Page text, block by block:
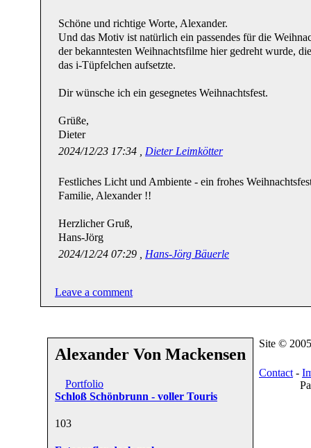
Schöne und richtige Worte, Alexander.
Und das Motiv ist natürlich ein passendes für die
der bekanntesten Weihnachtsfilme hier gedreht wurde,
das i-Tüpfelchen aufsetzte.
Dir wünsche ich ein gesegnetes Weihnachtsfest.
Grüße,
Dieter
2024/12/23 17:34 , Dieter Leimkötter
Festliches Licht und Ambiente - ein frohes
Familie, Alexander !!
Herzlicher Gruß,
Hans-Jörg
2024/12/24 07:29 , Hans-Jörg Bäuerle
Leave a comment
Alexander Von Mackensen
Portfolio
Schloß Schönbrunn - voller Touris
103
Site ©
Contact -